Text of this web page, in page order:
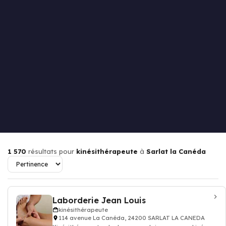
1 570 résultats pour kinésithérapeute à Sarlat la Canéda
Laborderie Jean Louis
kinésithérapeute
114 avenue La Canéda, 24200 SARLAT LA CANEDA